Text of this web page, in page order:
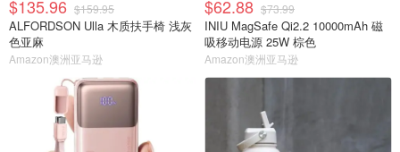
$135.96 $159.95
ALFORDSON Ulla 木质扶手椅 浅灰
色亚麻
Amazon澳洲亚马逊
$62.88 $73.99
INIU MagSafe Qi2.2 10000mAh 磁
吸移动电源 25W 棕色
Amazon澳洲亚马逊